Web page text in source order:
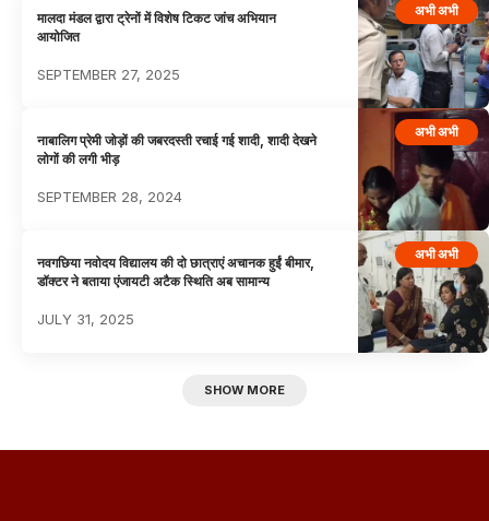
अभी अभी
मालदा मंडल द्वारा ट्रेनों में विशेष टिकट जांच अभियान
आयोजित
SEPTEMBER 27, 2025
अभी अभी
नाबालिग प्रेमी जोड़ों की जबरदस्ती रचाई गई शादी, शादी देखने
लोगों की लगी भीड़
SEPTEMBER 28, 2024
अभी अभी
नवगछिया नवोदय विद्यालय की दो छात्राएं अचानक हुईं बीमार,
डॉक्टर ने बताया एंजायटी अटैक स्थिति अब सामान्य
JULY 31, 2025
SHOW MORE